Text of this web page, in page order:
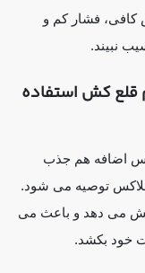
کافی، فشار کم و
نبیند.
قلع کش استفاده
اضافه هم جذب
فلاکس توصیه می شود.
می دهد و باعث می
خود بکشد.